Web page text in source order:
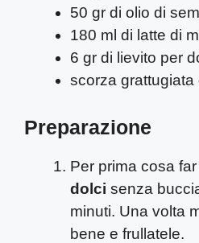
50 gr di olio di
180 ml di latte di
6 gr di lievito per
scorza grattugiata
Preparazione
Per prima cosa far
dolci senza
minuti. Una volta
bene e frullatele.